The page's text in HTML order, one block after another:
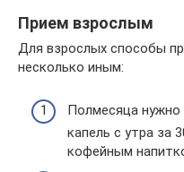
Прием взрослым
Для взрослых способы
несколько иным:
Полмесяца нужно
капель с утра за
кофейным